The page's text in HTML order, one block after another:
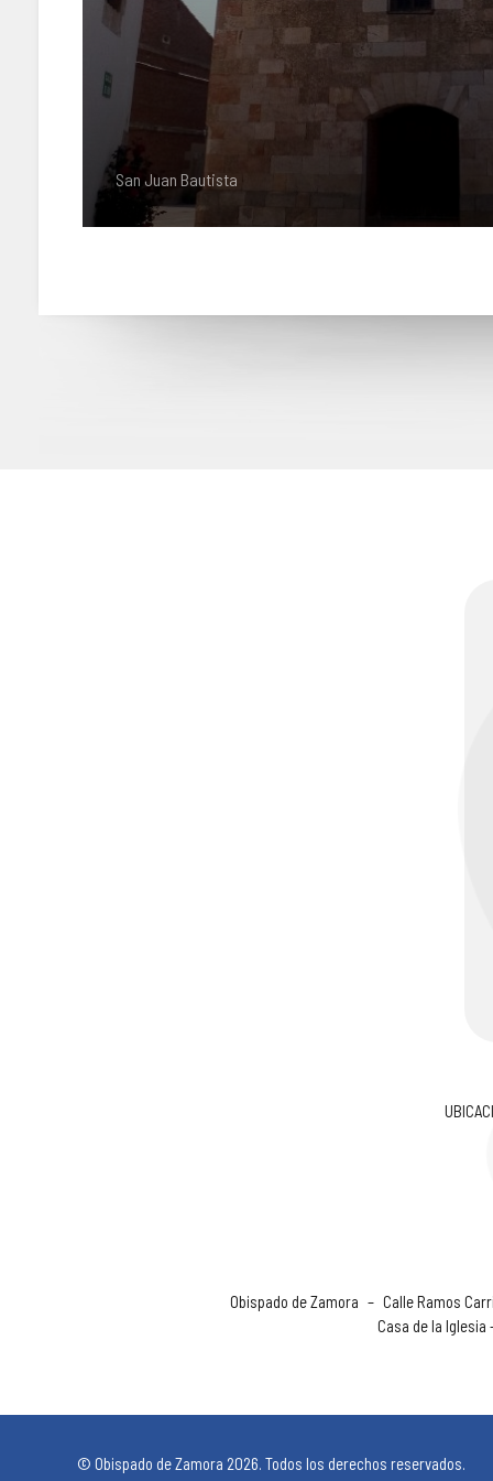
San Juan Bautista
Obispado de Zamora – Calle Ramos
Casa de la Iglesia
© Obispado de Zamora 2026. Todos los derechos reservados.